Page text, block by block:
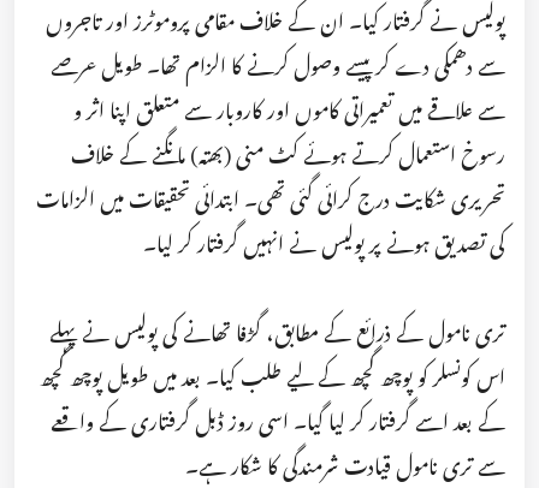
پولیس نے گرفتار کیا۔ ان کے خلاف مقامی پروموٹرز اور تاجروں
سے دھمکی دے کر پیسے وصول کرنے کا الزام تھا۔ طویل عرصے
سے علاقے میں تعمیراتی کاموں اور کاروبار سے متعلق اپنا اثر و
رسوخ استعمال کرتے ہوئے کٹ منی (بھتہ) مانگنے کے خلاف
تحریری شکایت درج کرائی گئی تھی۔ ابتدائی تحقیقات میں الزامات
کی تصدیق ہونے پر پولیس نے انہیں گرفتار کر لیا۔
تری نامول کے ذرائع کے مطابق، گڑفا تھانے کی پولیس نے پہلے
اس کونسلر کو پوچھ گچھ کے لیے طلب کیا۔ بعد میں طویل پوچھ گچھ
کے بعد اسے گرفتار کر لیا گیا۔ اسی روز ڈبل گرفتاری کے واقعے
سے تری نامول قیادت شرمندگی کا شکار ہے۔